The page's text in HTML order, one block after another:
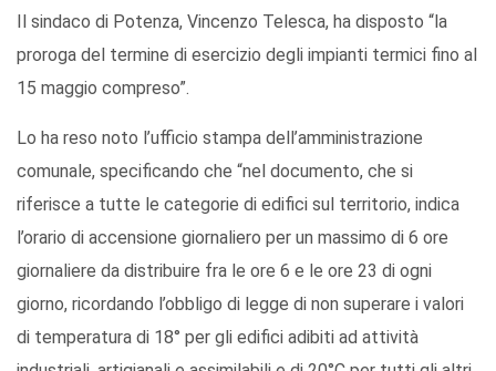
Il sindaco di Potenza, Vincenzo Telesca, ha disposto “la
proroga del termine di esercizio degli impianti termici fino al
15 maggio compreso”.
Lo ha reso noto l’ufficio stampa dell’amministrazione
comunale, specificando che “nel documento, che si
riferisce a tutte le categorie di edifici sul territorio, indica
l’orario di accensione giornaliero per un massimo di 6 ore
giornaliere da distribuire fra le ore 6 e le ore 23 di ogni
giorno, ricordando l’obbligo di legge di non superare i valori
di temperatura di 18° per gli edifici adibiti ad attività